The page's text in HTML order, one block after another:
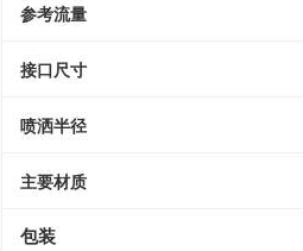
参考流量
接口尺寸
喷洒半径
主要材质
包装